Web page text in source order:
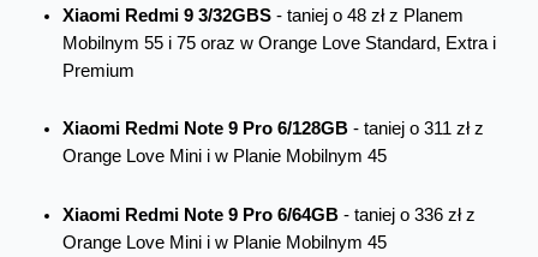
Xiaomi Redmi 9 3/32GBS - taniej o 48 zł z Planem
Mobilnym 55 i 75 oraz w Orange Love Standard, Extra i
Premium
Xiaomi Redmi Note 9 Pro 6/128GB - taniej o 311 zł z
Orange Love Mini i w Planie Mobilnym 45
Xiaomi Redmi Note 9 Pro 6/64GB- taniej o 336 zł z
Orange Love Mini i w Planie Mobilnym 45